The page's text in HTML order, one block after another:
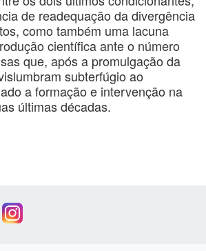
de readequação da divergência
como também uma lacuna
científica ante o número
que, após a promulgação da
subterfúgio ao
a formação e intervenção na
últimas décadas.